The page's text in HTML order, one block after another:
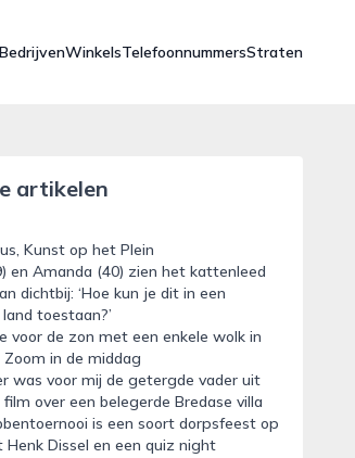
BedrijvenWinkelsTelefoonnummersStraten
artikelen
Kunst op het Plein
en Amanda (40) zien het kattenleed
dichtbij: ‘Hoe kun je dit in een
toestaan?’
voor de zon met een enkele wolk in
in de middag
was voor mij de getergde vader uit
film over een belegerde Bredase villa
is een soort dorpsfeest op
Henk Dissel en een quiz night